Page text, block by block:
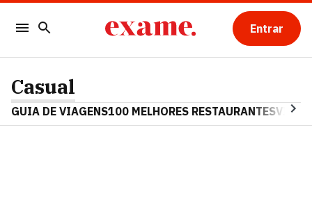
Entrar
Casual
GUIA DE VIAGENS100 MELHORES RESTAURANTES